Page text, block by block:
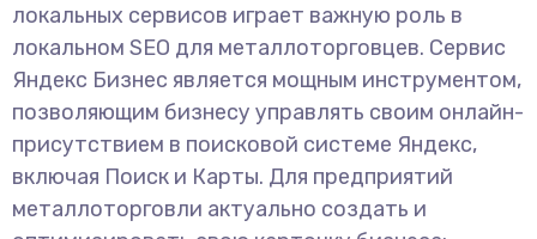
локальных сервисов играет важную роль в
локальном SEO для металлоторговцев. Сервис
Яндекс Бизнес является мощным инструментом,
позволяющим бизнесу управлять своим онлайн-
присутствием в поисковой системе Яндекс,
включая Поиск и Карты. Для предприятий
металлоторговли актуально создать и